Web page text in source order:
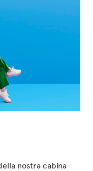
nostra cabina